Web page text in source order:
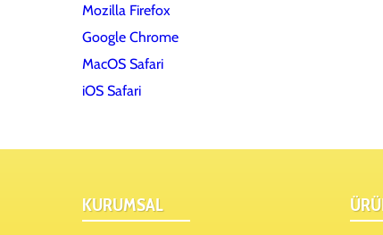
Mozilla Firefox
Google Chrome
MacOS Safari
iOS Safari
KURUMSAL